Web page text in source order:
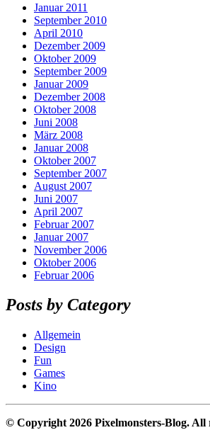
Januar 2011
September 2010
April 2010
Dezember 2009
Oktober 2009
September 2009
Januar 2009
Dezember 2008
Oktober 2008
Juni 2008
März 2008
Januar 2008
Oktober 2007
September 2007
August 2007
Juni 2007
April 2007
Februar 2007
Januar 2007
November 2006
Oktober 2006
Februar 2006
Posts by Category
Allgemein
Design
Fun
Games
Kino
© Copyright 2026 Pixelmonsters-Blog. All